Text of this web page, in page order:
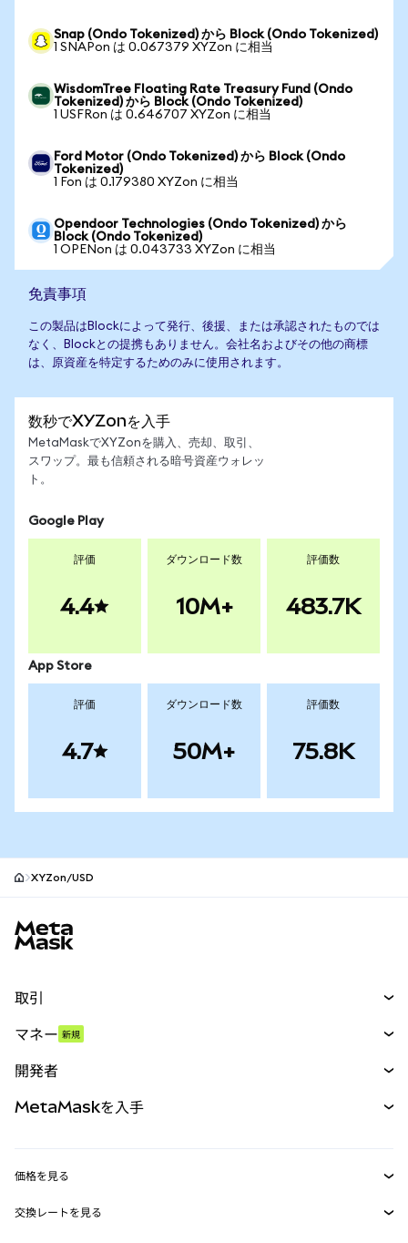
Snap (Ondo Tokenized) から Block (Ondo Tokenized)
1 SNAPon は 0.067379 XYZon に相当
WisdomTree Floating Rate Treasury Fund (Ondo
Tokenized) から Block (Ondo Tokenized)
1 USFRon は 0.646707 XYZon に相当
Ford Motor (Ondo Tokenized) から Block (Ondo
Tokenized)
1 Fon は 0.179380 XYZon に相当
Opendoor Technologies (Ondo Tokenized) から
Block (Ondo Tokenized)
1 OPENon は 0.043733 XYZon に相当
免責事項
この製品はBlockによって発行、後援、または承認されたものでは
なく、Blockとの提携もありません。会社名およびその他の商標
は、原資産を特定するためのみに使用されます。
数秒でXYZonを入手
MetaMaskでXYZonを購入、売却、取引、
スワップ。最も信頼される暗号資産ウォレッ
ト。
Google Play
評価
4.4
ダウンロード数
10M+
評価数
483.7K
App Store
評価
4.7
ダウンロード数
50M+
評価数
75.8K
XYZon/USD
取引
パーペチュアル
RWA
マネー 新規
開発者
MetaMask Connect
MetaMaskを入手
価格を見る
イーサリアムの価格
交換レートを見る